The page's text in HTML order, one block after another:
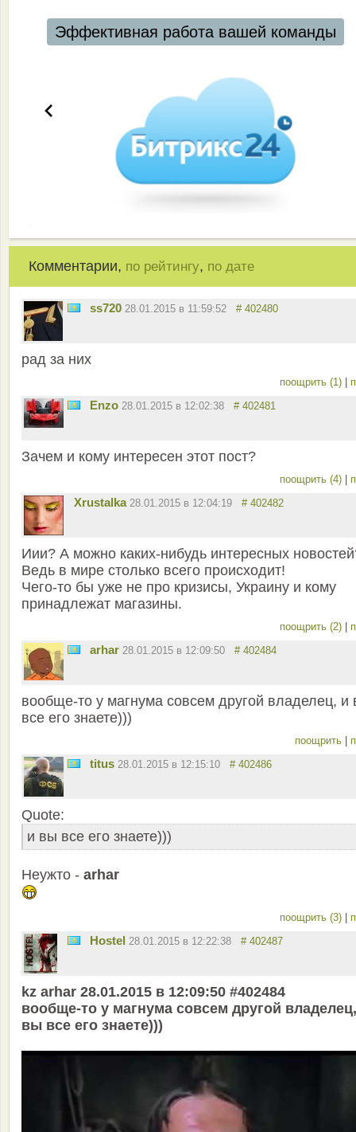
Эффективная работа вашей команды
Комментарии, по рейтингу, по дате
ss720 28.01.2015 в 11:59:52 # 402480
рад за них
поощрить (1)
Enzo 28.01.2015 в 12:02:38 # 402481
Зачем и кому интересен этот пост?
поощрить (4)
Xrustalka 28.01.2015 в 12:04:19 # 402482
Иии? А можно каких-нибудь интересных
Ведь в мире столько всего происходит!
Чего-то бы уже не про кризисы, Украину и кому
принадлежат магазины.
поощрить (2)
arhar 28.01.2015 в 12:09:50 # 402484
вообще-то у магнума совсем другой владелец, и
все его знаете)))
поощрить
titus 28.01.2015 в 12:15:10 # 402486
Quote:
и вы все его знаете)))
Неужто - arhar
поощрить (3)
Hostel 28.01.2015 в 12:22:38 # 402487
kz arhar 28.01.2015 в 12:09:50 #402484
вообще-то у магнума совсем другой
вы все его знаете)))